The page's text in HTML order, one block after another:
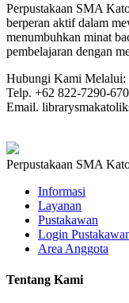
Perpustakaan SMA
berperan aktif dalam
menumbuhkan minat
pembelajaran dengan
Hubungi Kami Melalui:
Telp. +62 822-7290-
Email.
Perpustakaan SMA
Informasi
Layanan
Pustakawan
Login
Area Anggota
Tentang Kami